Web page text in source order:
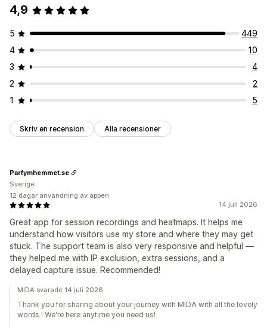
4,9
5
449
4
10
3
4
2
2
1
5
Skriv en recension Alla recensioner
14 juli 2026
Great app for session recordings and heatmaps. It helps me
understand how visitors use my store and where they may get
stuck. The support team is also very responsive and helpful —
they helped me with IP exclusion, extra sessions, and a
delayed capture issue. Recommended!
Parfymhemmet.se
Sverige
12 dagar användning av appen
MIDA svarade 14 juli 2026
Thank you for sharing about your journey with MIDA with all the lovely
words ! We're here anytime you need us!